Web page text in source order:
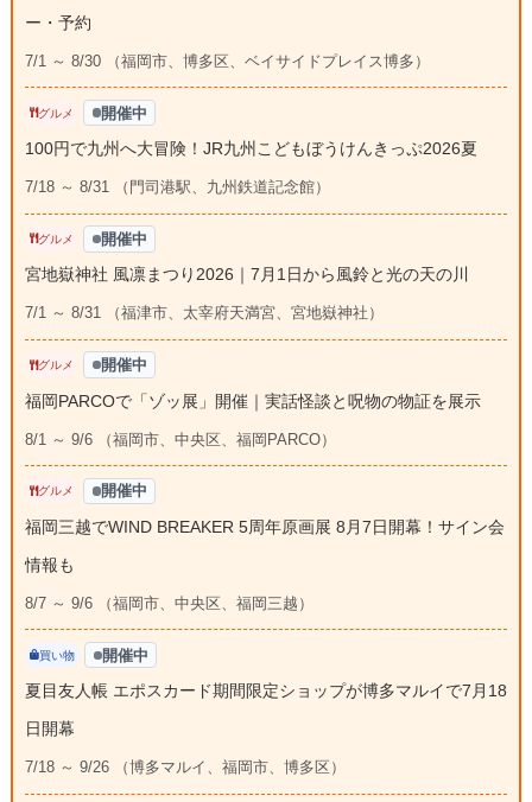
ー・予約
7/1 ～ 8/30 （福岡市、博多区、ベイサイドプレイス博多）
グルメ 開催中
100円で九州へ大冒険！JR九州こどもぼうけんきっぷ2026夏
7/18 ～ 8/31 （門司港駅、九州鉄道記念館）
グルメ 開催中
宮地嶽神社 風凛まつり2026｜7月1日から風鈴と光の天の川
7/1 ～ 8/31 （福津市、太宰府天満宮、宮地嶽神社）
グルメ 開催中
福岡PARCOで「ゾッ展」開催｜実話怪談と呪物の物証を展示
8/1 ～ 9/6 （福岡市、中央区、福岡PARCO）
グルメ 開催中
福岡三越でWIND BREAKER 5周年原画展 8月7日開幕！サイン会
情報も
8/7 ～ 9/6 （福岡市、中央区、福岡三越）
買い物 開催中
夏目友人帳 エポスカード期間限定ショップが博多マルイで7月18
日開幕
7/18 ～ 9/26 （博多マルイ、福岡市、博多区）